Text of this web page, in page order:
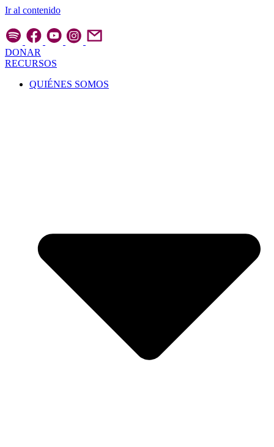
Ir al contenido
DONAR
RECURSOS
QUIÉNES SOMOS